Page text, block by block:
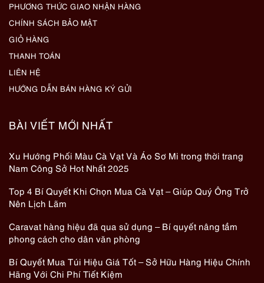
PHƯƠNG THỨC GIAO NHẬN HÀNG
CHÍNH SÁCH BẢO MẬT
GIỎ HÀNG
THANH TOÁN
LIÊN HỆ
HƯỚNG DẪN BÁN HÀNG KÝ GỬI
BÀI VIẾT MỚI NHẤT
Xu Hướng Phối Màu Cà Vạt Và Áo Sơ Mi trong thời trang
Nam Công Sở Hot Nhất 2025
Top 4 Bí Quyết Khi Chọn Mua Cà Vạt – Giúp Quý Ông Trở
Nên Lịch Lãm
Caravat hàng hiệu đã qua sử dụng – Bí quyết nâng tầm
phong cách cho dân văn phòng
Bí Quyết Mua Túi Hiệu Giá Tốt – Sở Hữu Hàng Hiệu Chính
Hãng Với Chi Phí Tiết Kiệm